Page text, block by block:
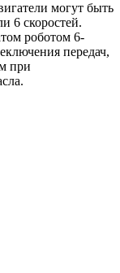
могут быть
6 скоростей.
роботом 6-
передач,
при